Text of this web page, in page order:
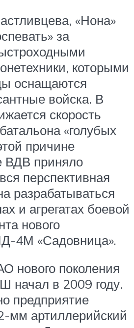
«Нона»
за
которыми
оснащаются
войска. В
скорость
«голубых
причине
ВДВ приняло
перспективная
разрабатываться
и агрегатах боевой
нового
4М «Садовница».
нового поколения
в 2009 году.
предприятие
мм артиллерийский